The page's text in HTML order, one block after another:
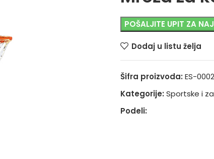
POŠALJITE UPIT ZA
Dodaj u listu želja
Šifra proizvoda: ES-
Kategorije: Sportske i
Podeli: